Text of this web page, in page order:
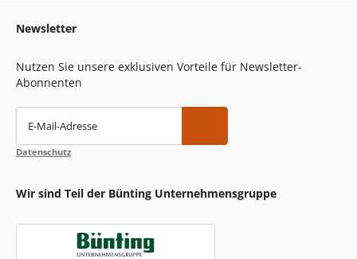
Newsletter
Nutzen Sie unsere exklusiven Vorteile für Newsletter-
Abonnenten
E-Mail-Adresse
Datenschutz
Wir sind Teil der Bünting Unternehmensgruppe